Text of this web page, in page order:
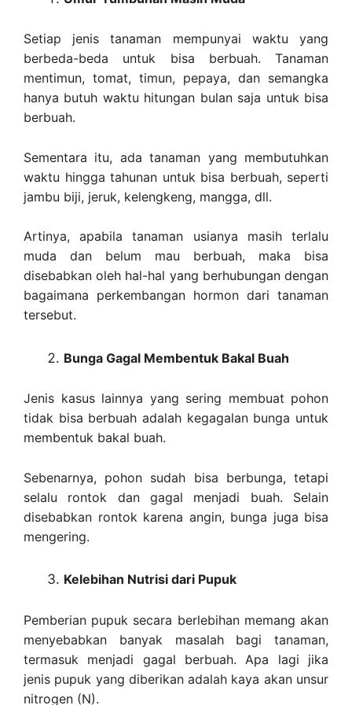
Setiap jenis tanaman mempunyai waktu yang
berbeda-beda untuk bisa berbuah. Tanaman
mentimun, tomat, timun, pepaya, dan semangka
hanya butuh waktu hitungan bulan saja untuk bisa
berbuah.
Sementara itu, ada tanaman yang membutuhkan
waktu hingga tahunan untuk bisa berbuah, seperti
jambu biji, jeruk, kelengkeng, mangga, dll.
Artinya, apabila tanaman usianya masih terlalu
muda dan belum mau berbuah, maka bisa
disebabkan oleh hal-hal yang berhubungan dengan
bagaimana perkembangan hormon dari tanaman
tersebut.
Bunga Gagal Membentuk Bakal Buah
Jenis kasus lainnya yang sering membuat pohon
tidak bisa berbuah adalah kegagalan bunga untuk
membentuk bakal buah.
Sebenarnya, pohon sudah bisa berbunga, tetapi
selalu rontok dan gagal menjadi buah. Selain
disebabkan rontok karena angin, bunga juga bisa
mengering.
Kelebihan Nutrisi dari Pupuk
Pemberian pupuk secara berlebihan memang akan
menyebabkan banyak masalah bagi tanaman,
termasuk menjadi gagal berbuah. Apa lagi jika
jenis pupuk yang diberikan adalah kaya akan unsur
nitrogen (N).